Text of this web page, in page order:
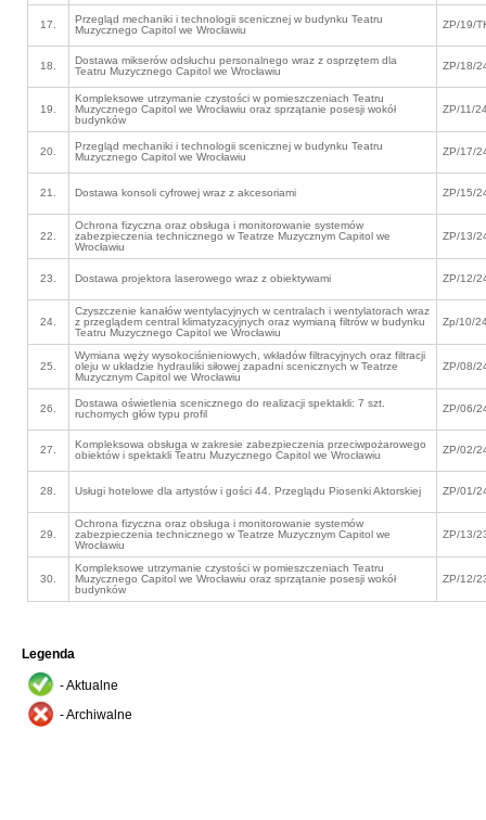
17.
Przegląd mechaniki i technologii scenicznej w budynku Teatru
Muzycznego Capitol we Wrocławiu
ZP/19/
18.
Dostawa mikserów odsłuchu personalnego wraz z osprzętem dla
Teatru Muzycznego Capitol we Wrocławiu
ZP/18/
19.
Kompleksowe utrzymanie czystości w pomieszczeniach Teatru
Muzycznego Capitol we Wrocławiu oraz sprzątanie posesji wokół
budynków
ZP/11/
20.
Przegląd mechaniki i technologii scenicznej w budynku Teatru
Muzycznego Capitol we Wrocławiu
ZP/17/
21. Dostawa konsoli cyfrowej wraz z akcesoriami ZP/15/
22.
Ochrona fizyczna oraz obsługa i monitorowanie systemów
zabezpieczenia technicznego w Teatrze Muzycznym Capitol we
Wrocławiu
ZP/13/
23. Dostawa projektora laserowego wraz z obiektywami ZP/12/
24.
Czyszczenie kanałów wentylacyjnych w centralach i wentylatorach wraz
z przeglądem central klimatyzacyjnych oraz wymianą filtrów w budynku
Teatru Muzycznego Capitol we Wrocławiu
Zp/10/
25.
Wymiana węży wysokociśnieniowych, wkładów filtracyjnych oraz filtracji
oleju w układzie hydrauliki siłowej zapadni scenicznych w Teatrze
Muzycznym Capitol we Wrocławiu
ZP/08/
26.
Dostawa oświetlenia scenicznego do realizacji spektakli: 7 szt.
ruchomych głów typu profil
ZP/06/
27.
Kompleksowa obsługa w zakresie zabezpieczenia przeciwpożarowego
obiektów i spektakli Teatru Muzycznego Capitol we Wrocławiu
ZP/02/
28. Usługi hotelowe dla artystów i gości 44. Przeglądu Piosenki Aktorskiej ZP/01/
29.
Ochrona fizyczna oraz obsługa i monitorowanie systemów
zabezpieczenia technicznego w Teatrze Muzycznym Capitol we
Wrocławiu
ZP/13/
30.
Kompleksowe utrzymanie czystości w pomieszczeniach Teatru
Muzycznego Capitol we Wrocławiu oraz sprzątanie posesji wokół
budynków
ZP/12/
Legenda
- Aktualne
- Archiwalne